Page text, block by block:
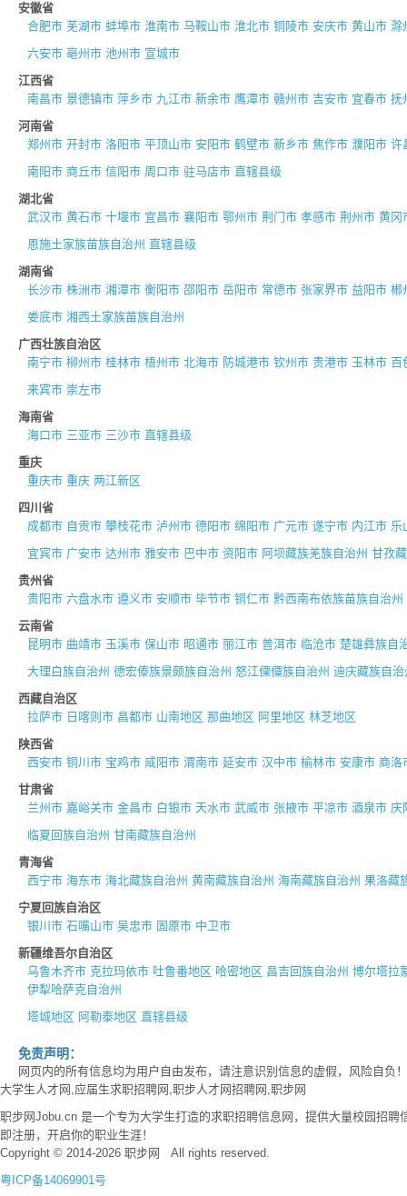
安徽省
合肥市 芜湖市 蚌埠市 淮南市 马鞍山市 淮北市 铜陵市 安庆市 黄山市 滁
六安市 亳州市 池州市 宣城市
江西省
南昌市 景德镇市 萍乡市 九江市 新余市 鹰潭市 赣州市 吉安市 宜春市 抚
河南省
郑州市 开封市 洛阳市 平顶山市 安阳市 鹤壁市 新乡市 焦作市 濮阳市 许
南阳市 商丘市 信阳市 周口市 驻马店市 直辖县级
湖北省
武汉市 黄石市 十堰市 宜昌市 襄阳市 鄂州市 荆门市 孝感市 荆州市 黄冈
恩施土家族苗族自治州 直辖县级
湖南省
长沙市 株洲市 湘潭市 衡阳市 邵阳市 岳阳市 常德市 张家界市 益阳市 郴
娄底市 湘西土家族苗族自治州
广西壮族自治区
南宁市 柳州市 桂林市 梧州市 北海市 防城港市 钦州市 贵港市 玉林市 百
来宾市 崇左市
海南省
海口市 三亚市 三沙市 直辖县级
重庆
重庆市 重庆 两江新区
四川省
成都市 自贡市 攀枝花市 泸州市 德阳市 绵阳市 广元市 遂宁市 内江市 乐
宜宾市 广安市 达州市 雅安市 巴中市 资阳市 阿坝藏族羌族自治州 甘孜
贵州省
贵阳市 六盘水市 遵义市 安顺市 毕节市 铜仁市 黔西南布依族苗族自治州
云南省
昆明市 曲靖市 玉溪市 保山市 昭通市 丽江市 普洱市 临沧市 楚雄彝族自
大理白族自治州 德宏傣族景颇族自治州 怒江傈僳族自治州 迪庆藏族自治
西藏自治区
拉萨市 日喀则市 昌都市 山南地区 那曲地区 阿里地区 林芝地区
陕西省
西安市 铜川市 宝鸡市 咸阳市 渭南市 延安市 汉中市 榆林市 安康市 商洛
甘肃省
兰州市 嘉峪关市 金昌市 白银市 天水市 武威市 张掖市 平凉市 酒泉市 庆
临夏回族自治州 甘南藏族自治州
青海省
西宁市 海东市 海北藏族自治州 黄南藏族自治州 海南藏族自治州 果洛藏
宁夏回族自治区
银川市 石嘴山市 吴忠市 固原市 中卫市
新疆维吾尔自治区
乌鲁木齐市 克拉玛依市 吐鲁番地区 哈密地区 昌吉回族自治州 博尔塔拉
伊犁哈萨克自治州
塔城地区 阿勒泰地区 直辖县级
免责声明：
网页内的所有信息均为用户自由发布，请注意识别信息的虚假，风险自
大学生人才网,应届生求职招聘网,职步人才网招聘网,职步网
职步网Jobu.cn 是一个专为大学生打造的求职招聘信息网，提供大量校园招
即注册，开启你的职业生涯！
Copyright © 2014-2026 职步网 All rights reserved.
粤ICP备14069901号